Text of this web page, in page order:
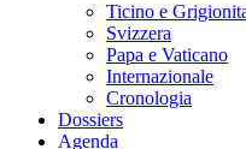
Ticino e
Svizzera
Papa e Vaticano
Internazionale
Cronologia
Dossiers
Agenda